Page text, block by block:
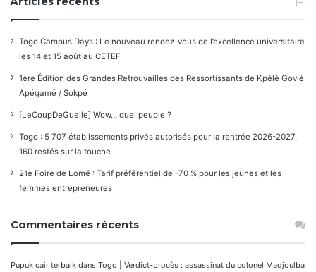
Togo Campus Days : Le nouveau rendez-vous de l’excellence universitaire
les 14 et 15 août au CETEF
1ère Édition des Grandes Retrouvailles des Ressortissants de Kpélé Govié
Apégamé / Sokpé
[LeCoupDeGuelle] Wow… quel peuple ?
Togo : 5 707 établissements privés autorisés pour la rentrée 2026-2027,
160 restés sur la touche
21e Foire de Lomé : Tarif préférentiel de -70 % pour les jeunes et les
femmes entrepreneures
Commentaires récents
Pupuk cair terbaik dans Togo | Verdict-procès : assassinat du colonel Madjoulba